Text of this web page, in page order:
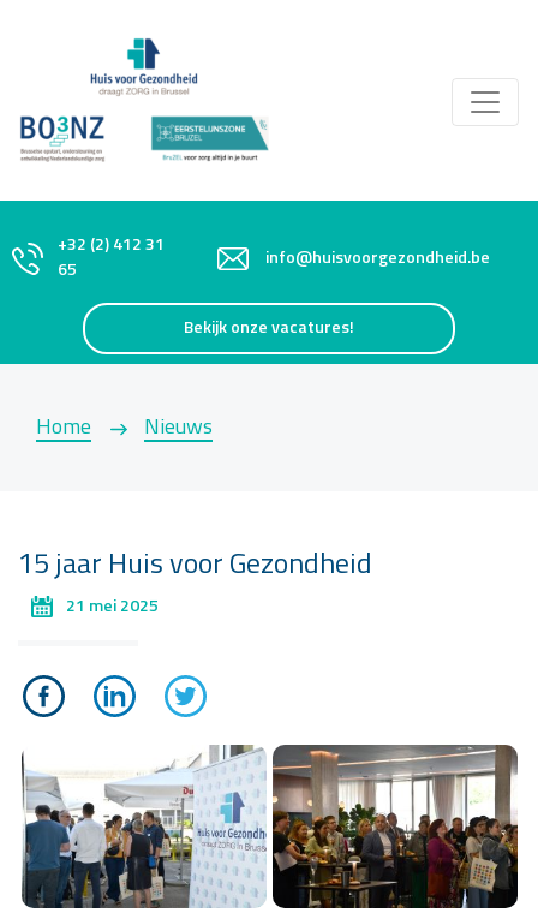
+32 (2) 412 31
65
info@huisvoorgezondheid.be
Bekijk onze vacatures!
Home Nieuws
15 jaar Huis voor Gezondheid
21 mei 2025